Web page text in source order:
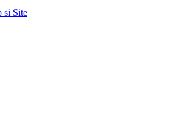
si Site